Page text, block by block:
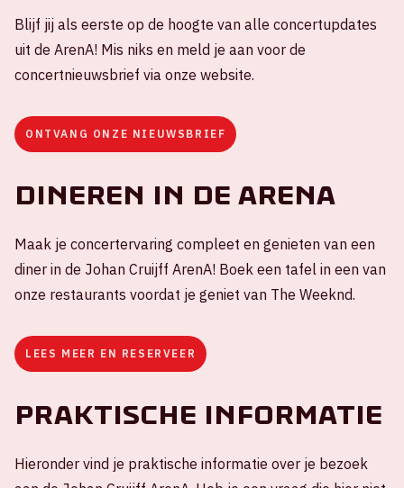
Blijf jij als eerste op de hoogte van alle concertupdates
uit de ArenA! Mis niks en meld je aan voor de
concertnieuwsbrief via onze website.
ONTVANG ONZE NIEUWSBRIEF
Dineren in de ArenA
Maak je concertervaring compleet en genieten van een
diner in de Johan Cruijff ArenA! Boek een tafel in een van
onze restaurants voordat je geniet van The Weeknd.
LEES MEER EN RESERVEER
Praktische informatie
Hieronder vind je praktische informatie over je bezoek